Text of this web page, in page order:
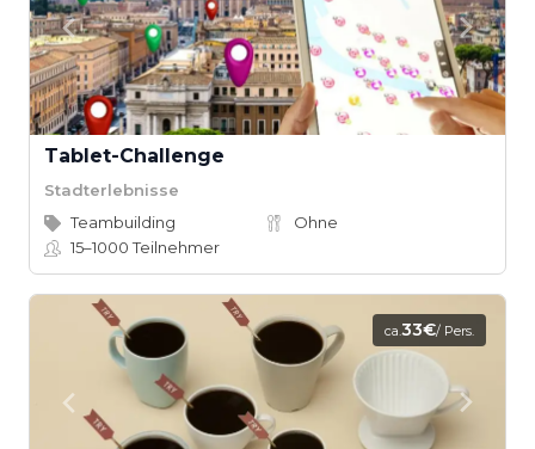
Tablet-Challenge
Stadterlebnisse
Teambuilding
Ohne
15–1000Teilnehmer
ca.33€/ Pers.